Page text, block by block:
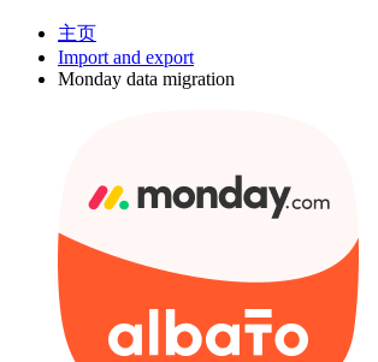
主页
Import and export
Monday data migration